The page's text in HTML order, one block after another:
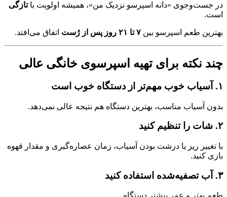
در جست‌وجوی «دانه اسپرسو نزدیک من»، همیشه اولویت باتازگی
است.
بهترین طعم اسپرسو بین ۷ تا ۲۱ روز پس از رُست اتفاق می‌افتد.
چند نکته برای تهیه اسپرسوی خانگی عالی
۱. آسیاب خوب مهم‌تر از دستگاه خوب است
بدون آسیاب مناسب، بهترین دستگاه هم نتیجه عالی نمی‌دهد.
۲. شات را تنظیم کنید
با تغییر ریز یا درشت بودن آسیاب، زمان عصاره‌گیری و مقدار قهوه
بازی کنید.
۳. آب تصفیه‌شده استفاده کنید